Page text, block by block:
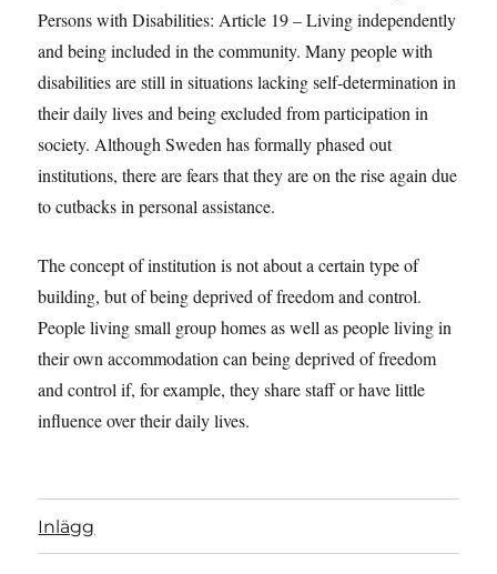
Persons with Disabilities: Article 19 – Living independently
and being included in the community. Many people with
disabilities are still in situations lacking self-determination in
their daily lives and being excluded from participation in
society. Although Sweden has formally phased out
institutions, there are fears that they are on the rise again due
to cutbacks in personal assistance.
The concept of institution is not about a certain type of
building, but of being deprived of freedom and control.
People living small group homes as well as people living in
their own accommodation can being deprived of freedom
and control if, for example, they share staff or have little
influence over their daily lives.
Inlägg